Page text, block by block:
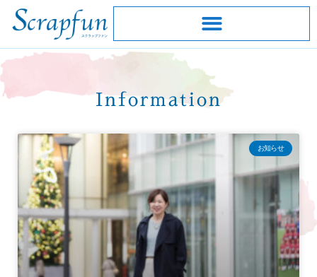
Information
お知らせ